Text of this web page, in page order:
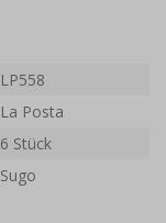
LP558
La Posta
6 Stück
Sugo